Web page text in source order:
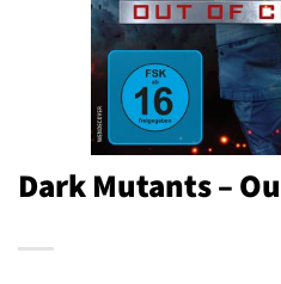
Dark Mutants –